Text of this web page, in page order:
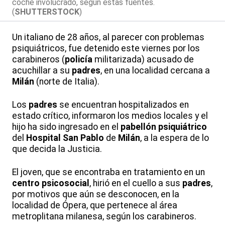
coche involucrado, según estas fuentes.
(SHUTTERSTOCK)
Un italiano de 28 años, al parecer con problemas
psiquiátricos, fue detenido este viernes por los
carabineros (policía militarizada) acusado de
acuchillar a su padres, en una localidad cercana a
Milán (norte de Italia).
Los padres se encuentran hospitalizados en
estado crítico, informaron los medios locales y el
hijo ha sido ingresado en el pabellón psiquiátrico
del Hospital San Pablo de Milán, a la espera de lo
que decida la Justicia.
El joven, que se encontraba en tratamiento en un
centro psicosocial , hirió en el cuello a sus padres,
por motivos que aún se desconocen, en la
localidad de Ópera, que pertenece al área
metroplitana milanesa, según los carabineros.